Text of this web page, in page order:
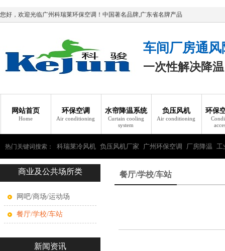
您好，欢迎光临广州科瑞莱环保空调！中国著名品牌,广东省名牌产品
车间厂房通
一次性解决降
网站首页
Home
环保空调
Air conditioning
水帘降温系统
Curtain cooling
system
负压风机
Air conditioning
环保
热门关键词搜索： 科瑞莱冷风机 负压风机厂家 广州环保空调 厂房降温 工
瑞莱环保空调
商业及公共场所类
网吧/商场/运动场
餐厅/学校/车站
新闻资讯
餐厅/学校/车站